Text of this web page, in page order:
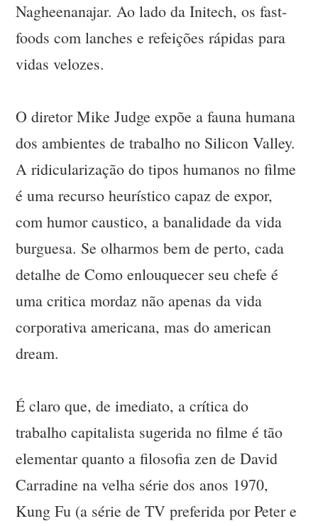
Nagheenanajar. Ao lado da Initech, os fast-
foods com lanches e refeições rápidas para
vidas velozes.
O diretor Mike Judge expõe a fauna humana
dos ambientes de trabalho no Silicon Valley.
A ridicularização do tipos humanos no filme
é uma recurso heurístico capaz de expor,
com humor caustico, a banalidade da vida
burguesa. Se olharmos bem de perto, cada
detalhe de Como enlouquecer seu chefe é
uma critica mordaz não apenas da vida
corporativa americana, mas do american
dream.
É claro que, de imediato, a crítica do
trabalho capitalista sugerida no filme é tão
elementar quanto a filosofia zen de David
Carradine na velha série dos anos 1970,
Kung Fu (a série de TV preferida por Peter e